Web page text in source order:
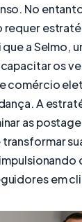
No
que a Selmo,
os
comércio
A
as
em